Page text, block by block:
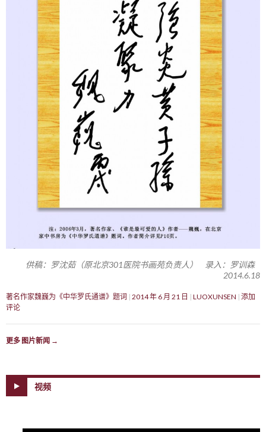
供稿：罗沈茹（原北京301医院书画苑负责人） 录入：罗训森
2014.6.18
著名作家魏巍为《中华罗氏通谱》题词 2014 年 6 月 21 日 LUOXUNSEN 添加
评论
更多 图片新闻 →
视频